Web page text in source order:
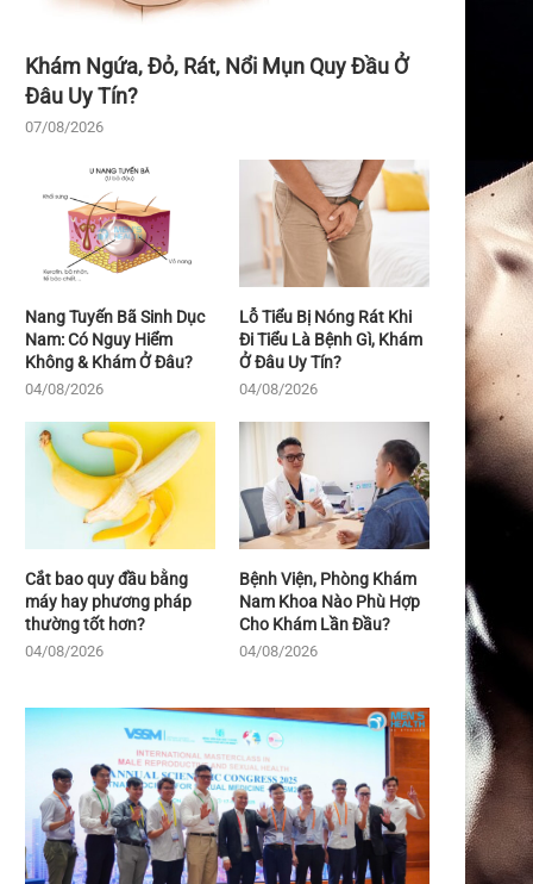
Khám Ngứa, Đỏ, Rát, Nổi Mụn Quy Đầu Ở
Đâu Uy Tín?
07/08/2026
Nang Tuyến Bã Sinh Dục
Nam: Có Nguy Hiểm
Không & Khám Ở Đâu?
04/08/2026
Lỗ Tiểu Bị Nóng Rát Khi
Đi Tiểu Là Bệnh Gì, Khám
Ở Đâu Uy Tín?
04/08/2026
Cắt bao quy đầu bằng
máy hay phương pháp
thường tốt hơn?
04/08/2026
Bệnh Viện, Phòng Khám
Nam Khoa Nào Phù Hợp
Cho Khám Lần Đầu?
04/08/2026